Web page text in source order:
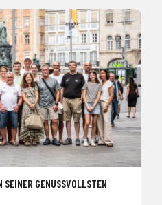
GENUSSVOLLSTEN